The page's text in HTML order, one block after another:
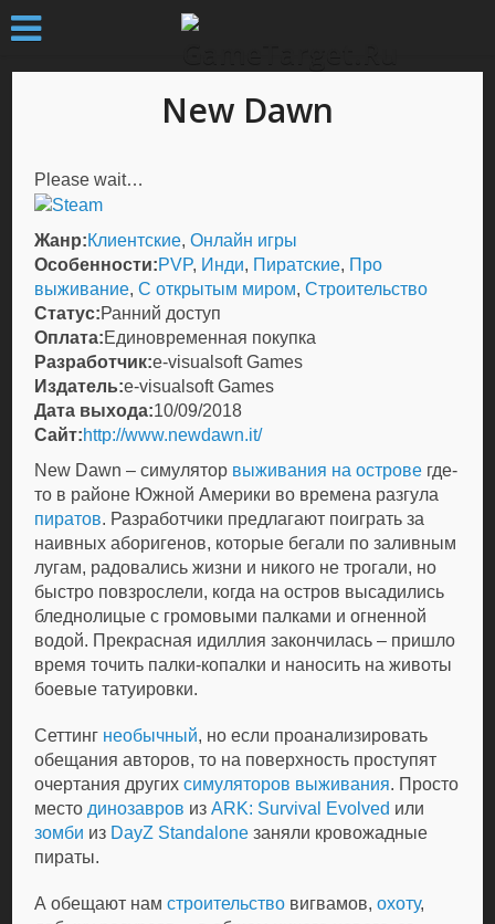
New Dawn
Please wait…
Жанр:Клиентские,Онлайн игры
Особенности:PVP, Инди, Пиратские, Про
выживание,С открытым миром,Строительство
Статус:Ранний доступ
Оплата:Единовременная покупка
Разработчик:e-visualsoft Games
Издатель:e-visualsoft Games
Дата выхода:10/09/2018
Сайт:http://www.newdawn.it/
New Dawn – симулятор выживания на острове где-
то в районе Южной Америки во времена разгула
пиратов. Разработчики предлагают поиграть за
наивных аборигенов, которые бегали по заливным
лугам, радовались жизни и никого не трогали, но
быстро повзрослели, когда на остров высадились
бледнолицые с громовыми палками и огненной
водой. Прекрасная идиллия закончилась – пришло
время точить палки-копалки и наносить на животы
боевые татуировки.
Сеттинг необычный, но если проанализировать
обещания авторов, то на поверхность проступят
очертания другихсимуляторов выживания. Просто
место динозавров изARK: Survival Evolved или
зомби из DayZ Standalone заняли кровожадные
пираты.
А обещают намстроительство вигвамов,охоту,